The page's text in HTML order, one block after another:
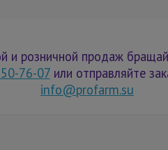
и розничной продаж
76-07или отправляйте
info@profarm.su